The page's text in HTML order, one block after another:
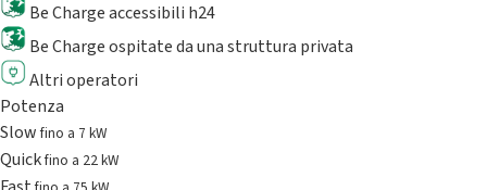
Be Charge accessibili h24
Be Charge ospitate da una struttura privata
Altri operatori
Potenza
Slowfino a 7 kW
Quickfino a 22 kW